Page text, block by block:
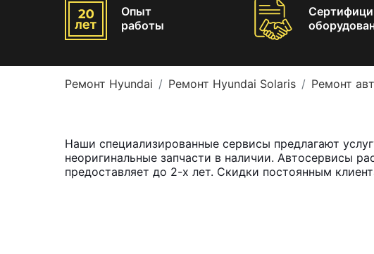
Опыт
работы
Ремонт Hyundai Ремонт Hyundai Solaris Ремонт
Наши специализированные сервисы предлагают
неоригинальные запчасти в наличии. Автосервисы
предоставляет до 2-х лет. Скидки постоянным